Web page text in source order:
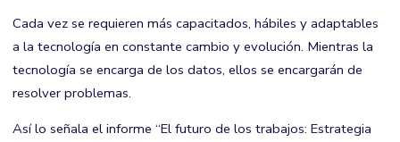
Cada vez se requieren más capacitados, hábiles y adaptables
a la tecnología en constante cambio y evolución. Mientras la
tecnología se encarga de los datos, ellos se encargarán de
resolver problemas.
Así lo señala el informe “El futuro de los trabajos: Estrategia